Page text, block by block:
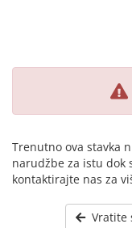
Trenutno ova stavka
narudžbe za istu dok
kontaktirajte nas za
Vratite